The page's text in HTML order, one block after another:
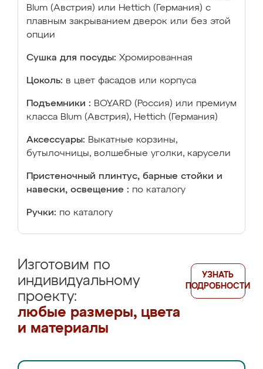
Blum (Австрия) или Hettich (Германия) с
плавным закрыванием дверок или без этой
опции
Сушка для посуды: Хромированная
Цоколь: в цвет фасадов или корпуса
Подъемники : BOYARD (Россия) или премиум
класса Blum (Австрия), Hettich (Германия)
Аксессуары: Выкатные корзины,
бутылочницы, волшебные уголки, карусели
Пристеночный плинтус, барные стойки и
навески, освещение : по каталогу
Ручки: по каталогу
Изготовим по
индивидуальному
проекту:
любые размеры, цвета
и материалы
УЗНАТЬ
ПОДРОБНОСТИ